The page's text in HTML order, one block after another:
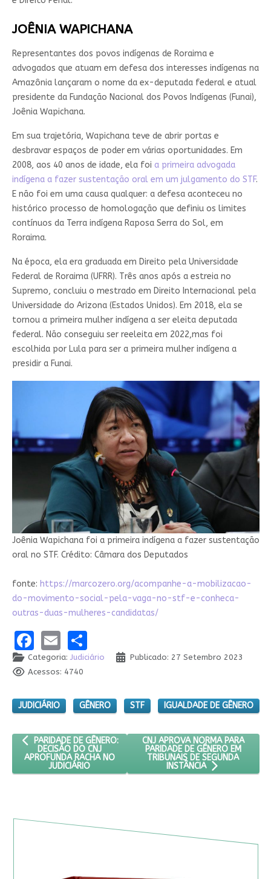
JOÊNIA WAPICHANA
Representantes dos povos indígenas de Roraima e
advogados que atuam em defesa dos interesses indígenas na
Amazônia lançaram o nome da ex-deputada federal e atual
presidente da Fundação Nacional dos Povos Indígenas (Funai),
Joênia Wapichana.
Em sua trajetória, Wapichana teve de abrir portas e
desbravar espaços de poder em várias oportunidades. Em
2008, aos 40 anos de idade, ela foi a primeira advogada
indígena a fazer sustentação oral em um julgamento do STF.
E não foi em uma causa qualquer: a defesa aconteceu no
histórico processo de homologação que definiu os limites
contínuos da Terra indígena Raposa Serra do Sol, em
Roraima.
Na época, ela era graduada em Direito pela Universidade
Federal de Roraima (UFRR). Três anos após a estreia no
Supremo, concluiu o mestrado em Direito Internacional pela
Universidade do Arizona (Estados Unidos). Em 2018, ela se
tornou a primeira mulher indígena a ser eleita deputada
federal. Não conseguiu ser reeleita em 2022,mas foi
escolhida por Lula para ser a primeira mulher indígena a
presidir a Funai.
Joênia Wapichana foi a primeira indígena a fazer sustentação
oral no STF. Crédito: Câmara dos Deputados
fonte: https://marcozero.org/acompanhe-a-mobilizacao-
do-movimento-social-pela-vaga-no-stf-e-conheca-
outras-duas-mulheres-candidatas/
Facebook
EmailShare
Categoria: Judiciário
Publicado: 27 Setembro 2023
Acessos: 4740
JUDICIÁRIO GÊNERO STF IGUALDADE DE GÊNERO
ARTIGO ANTERIOR: PARIDADE DE GÊNERO: DECISÃO DO CNJ
PARIDADE DE GÊNERO:
DECISÃO DO CNJ
APROFUNDA RACHA NO
JUDICIÁRIO
PRÓXIMO ARTIGO: CNJ APROVA
CNJ APROVA NORMA PARA
PARIDADE DE GÊNERO EM
TRIBUNAIS DE SEGUNDA
INSTÂNCIA